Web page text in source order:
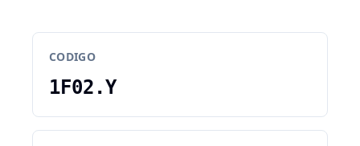
CODIGO
1F02.Y